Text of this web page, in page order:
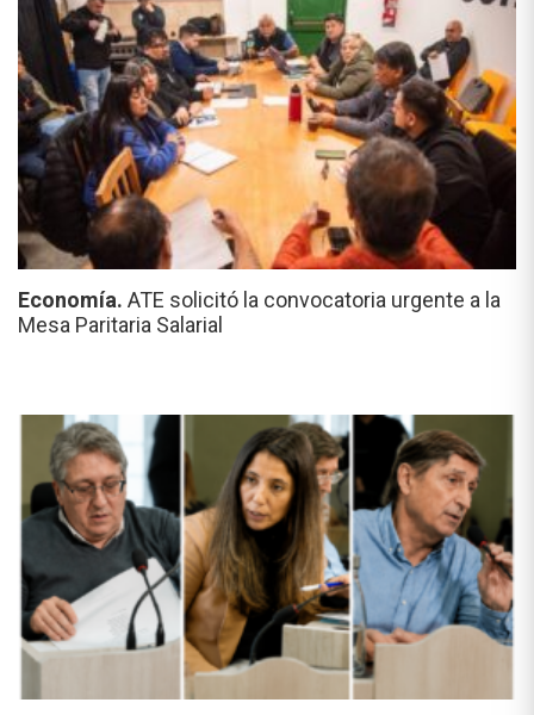
Economía. ATE solicitó la convocatoria urgente a la
Mesa Paritaria Salarial